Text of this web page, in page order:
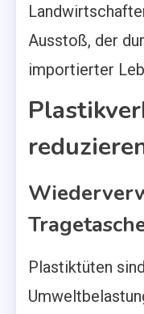
Ausstoß, der
importierter
Plastiktüten